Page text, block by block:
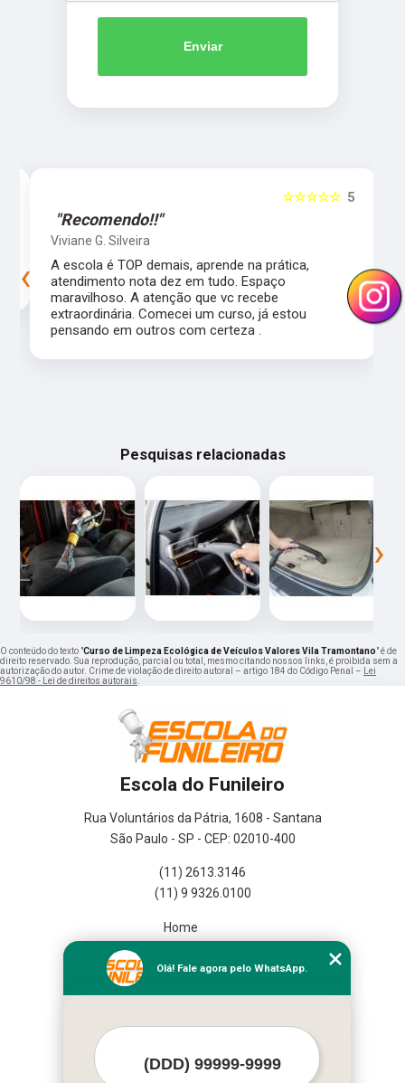
Enviar
5
☆☆☆☆☆
"Recomendo!!"
Viviane G. Silveira
A escola é TOP demais, aprende na prática,
atendimento nota dez em tudo. Espaço
maravilhoso. A atenção que vc recebe
extraordinária. Comecei um curso, já estou
pensando em outros com certeza .
‹ ›
Pesquisas relacionadas
‹ ›
O conteúdo do texto "Curso de Limpeza Ecológica de Veículos Valores Vila Tramontano" é de
direito reservado. Sua reprodução, parcial ou total, mesmo citando nossos links, é proibida sem a
autorização do autor. Crime de violação de direito autoral – artigo 184 do Código Penal –
Lei
9610/98 - Lei de direitos autorais
Escola do Funileiro
Rua Voluntários da Pátria, 1608 - Santana
São Paulo - SP - CEP: 02010-400
(11) 2613.3146
(11) 9 9326.0100
Home
Missão
Mapa do site
Olá! Fale agora pelo WhatsApp.